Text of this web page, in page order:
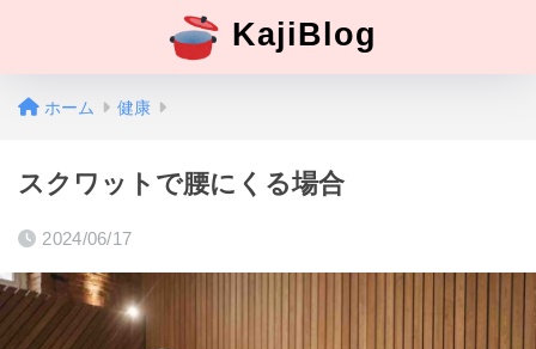
KajiBlog
ホーム 健康
スクワットで腰にくる場合
2024/06/17